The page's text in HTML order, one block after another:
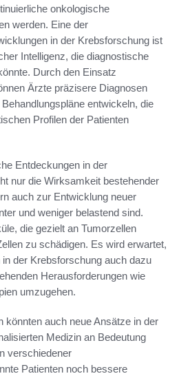
onkologische
werden. Eine der
in der Krebsforschung ist
Intelligenz, die diagnostische
Durch den Einsatz
Ärzte präzisere Diagnosen
entwickeln, die
Profilen der Patienten
Entdeckungen in der
nur die Wirksamkeit bestehender
auch zur Entwicklung neuer
und weniger belastend sind.
die gezielt an Tumorzellen
zu schädigen. Es wird erwartet,
der Krebsforschung auch dazu
Herausforderungen wie
umzugehen.
könnten auch neue Ansätze in der
Medizin an Bedeutung
verschiedener
Patienten noch bessere